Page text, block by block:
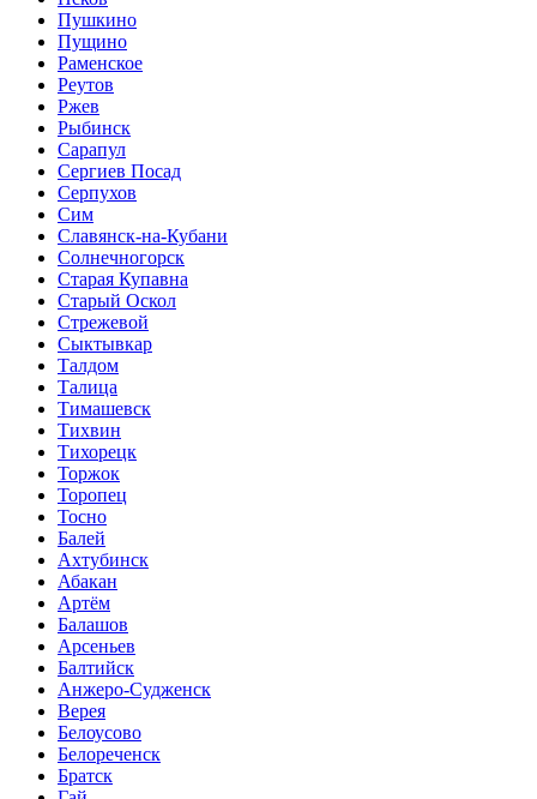
Пушкино
Пущино
Раменское
Реутов
Ржев
Рыбинск
Сарапул
Сергиев Посад
Серпухов
Сим
Славянск-на-Кубани
Солнечногорск
Старая Купавна
Старый Оскол
Стрежевой
Сыктывкар
Талдом
Талица
Тимашевск
Тихвин
Тихорецк
Торжок
Торопец
Тосно
Балей
Ахтубинск
Абакан
Артём
Балашов
Арсеньев
Балтийск
Анжеро-Судженск
Верея
Белоусово
Белореченск
Братск